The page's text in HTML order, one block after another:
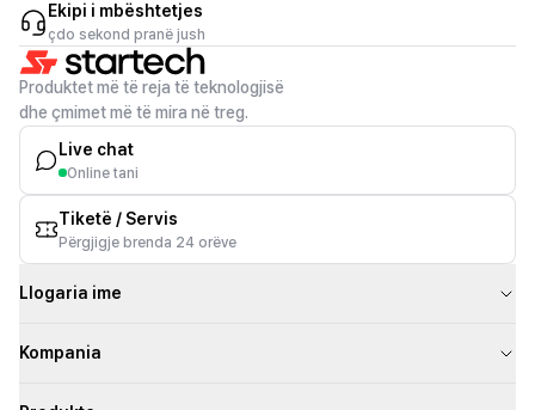
Ekipi i mbështetjes
çdo sekond pranë jush
Produktet më të reja të teknologjisë
dhe çmimet më të mira në treg.
Live chat
Online tani
Tiketë / Servis
Përgjigje brenda 24 orëve
Llogaria ime
Kompania